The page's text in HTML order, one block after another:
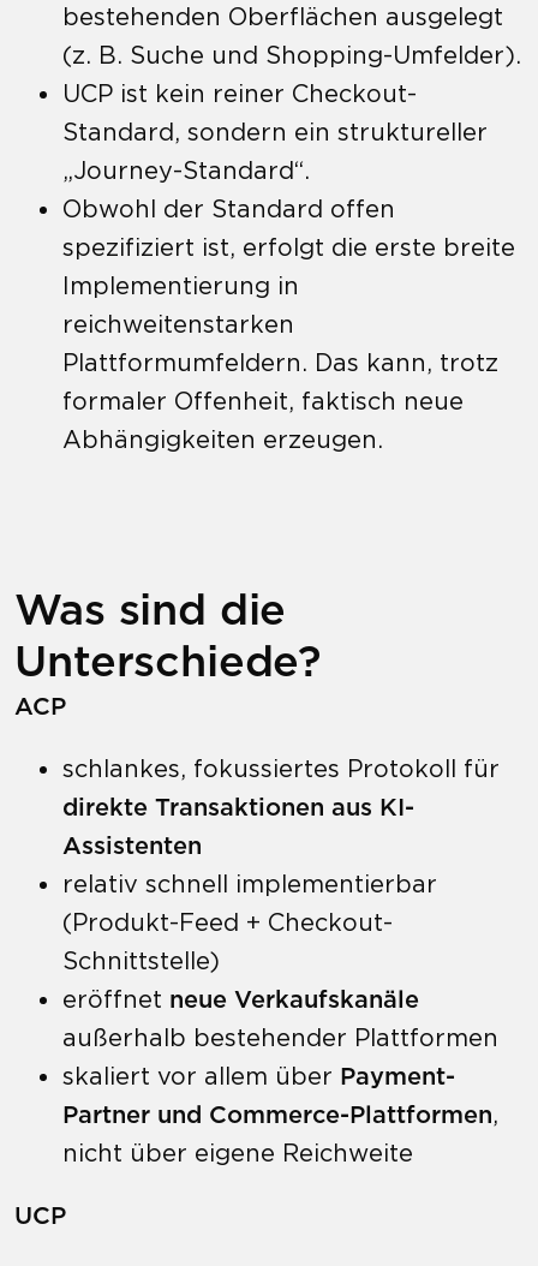
bestehenden Oberflächen ausgelegt
(z. B. Suche und Shopping-Umfelder).
UCP ist kein reiner Checkout-
Standard, sondern ein struktureller
„Journey-Standard“.
Obwohl der Standard offen
spezifiziert ist, erfolgt die erste breite
Implementierung in
reichweitenstarken
Plattformumfeldern. Das kann, trotz
formaler Offenheit, faktisch neue
Abhängigkeiten erzeugen.
Was sind die
Unterschiede?
ACP
schlankes, fokussiertes Protokoll für
direkte Transaktionen aus KI-
Assistenten
relativ schnell implementierbar
(Produkt-Feed + Checkout-
Schnittstelle)
eröffnet neue Verkaufskanäle
außerhalb bestehender Plattformen
skaliert vor allem über Payment-
Partner und Commerce-Plattformen,
nicht über eigene Reichweite
UCP